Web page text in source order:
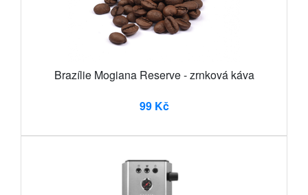
Brazílie Mogiana Reserve - zrnková káva
99 Kč